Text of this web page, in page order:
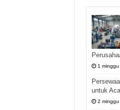
1
untuk
2 minggu